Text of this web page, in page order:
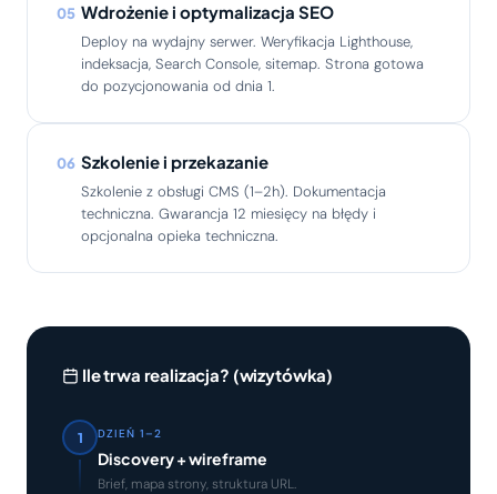
05 Wdrożenie i optymalizacja SEO
Deploy na wydajny serwer. Weryfikacja Lighthouse,
indeksacja, Search Console, sitemap. Strona gotowa
do pozycjonowania od dnia 1.
06 Szkolenie i przekazanie
Szkolenie z obsługi CMS (1–2h). Dokumentacja
techniczna. Gwarancja 12 miesięcy na błędy i
opcjonalna opieka techniczna.
Ile trwa realizacja? (wizytówka)
1 DZIEŃ 1–2
Discovery + wireframe
Brief, mapa strony, struktura URL.